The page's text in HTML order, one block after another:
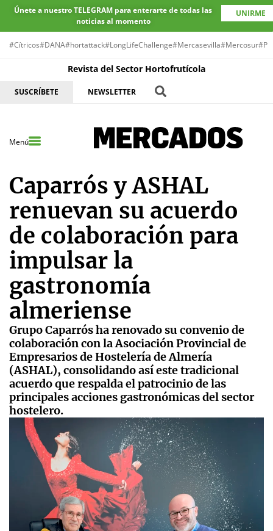
Únete a nuestro TELEGRAM para enterarte de todas las
noticias al momento
UNIRME
#Cítricos#DANA#hortattack#LongLifeChallenge#Mercasevilla#Mercosur
Revista del Sector Hortofrutícola
SUSCRÍBETE NEWSLETTER
Menú
Caparrós y ASHAL
renuevan su acuerdo
de colaboración para
impulsar la
gastronomía
almeriense
Grupo Caparrós ha renovado su convenio de
colaboración con la Asociación Provincial de
Empresarios de Hostelería de Almería
(ASHAL), consolidando así este tradicional
acuerdo que respalda el patrocinio de las
principales acciones gastronómicas del sector
hostelero.